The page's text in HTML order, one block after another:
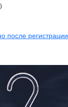
после регистрации